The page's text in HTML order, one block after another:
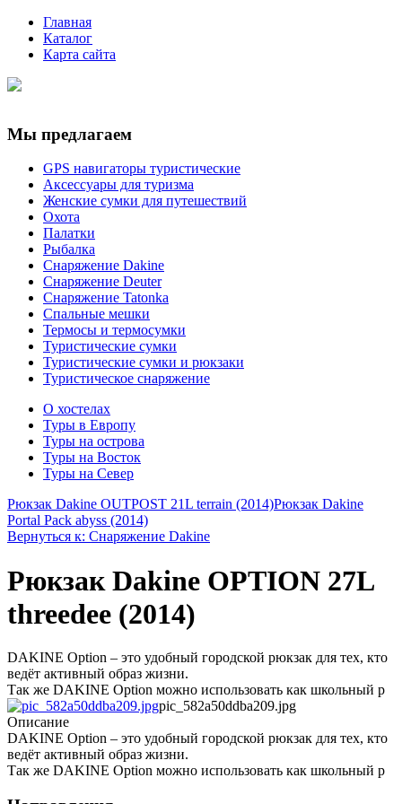
Главная
Каталог
Карта сайта
Мы предлагаем
GPS навигаторы туристические
Аксессуары для туризма
Женские сумки для путешествий
Охота
Палатки
Рыбалка
Снаряжение Dakine
Снаряжение Deuter
Снаряжение Tatonka
Спальные мешки
Термосы и термосумки
Туристические сумки
Туристические сумки и рюкзаки
Туристическое снаряжение
О хостелах
Туры в Европу
Туры на острова
Туры на Восток
Туры на Север
Рюкзак Dakine OUTPOST 21L terrain (2014)Рюкзак Dakine
Portal Pack abyss (2014)
Вернуться к: Снаряжение Dakine
Рюкзак Dakine OPTION 27L
threedee (2014)
DAKINE Option – это удобный городской рюкзак для тех, кто
ведёт активный образ жизни.
Так же DAKINE Option можно использовать как школьный р
pic_582a50ddba209.jpg
Описание
DAKINE Option – это удобный городской рюкзак для тех, кто
ведёт активный образ жизни.
Так же DAKINE Option можно использовать как школьный р